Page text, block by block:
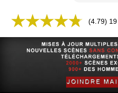
★★★★★ (4.79) 19